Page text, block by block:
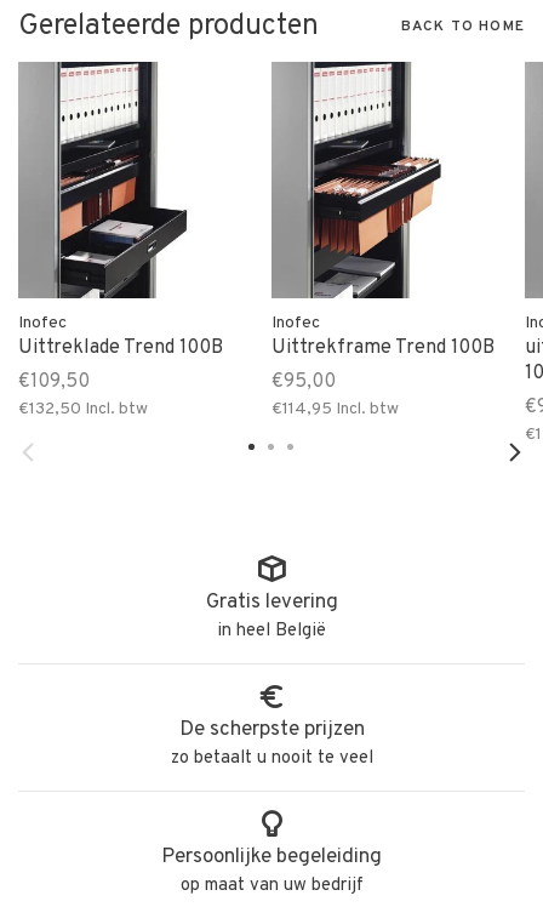
Gerelateerde producten BACK TO HOME
Inofec
Uittreklade Trend 100B
€109,50
€132,50 Incl. btw
Inofec
Uittrekframe Trend 100B
€95,00
€114,95 Incl. btw
Gratis levering
in heel België
De scherpste prijzen
zo betaalt u nooit te veel
Persoonlijke begeleiding
op maat van uw bedrijf